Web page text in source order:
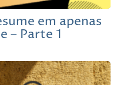
em apenas
– Parte 1